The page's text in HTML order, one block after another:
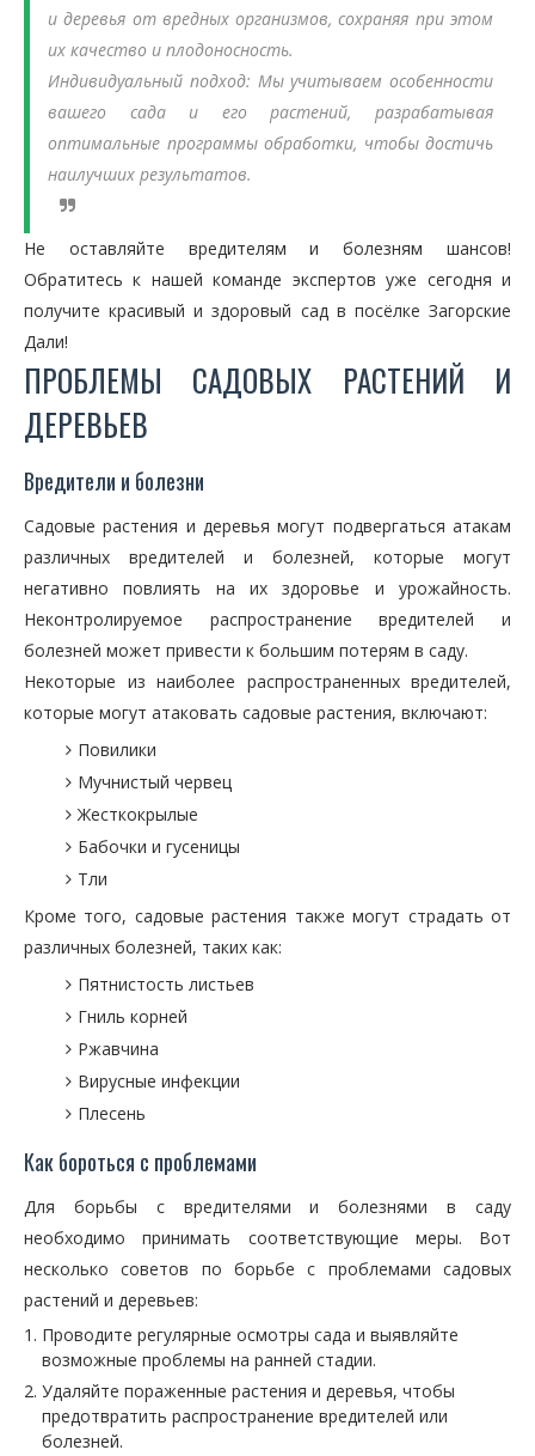
и деревья от вредных организмов, сохраняя при этом
их качество и плодоносность.
Индивидуальный подход: Мы учитываем особенности
вашего сада и его растений, разрабатывая
оптимальные программы обработки, чтобы достичь
наилучших результатов.
Не оставляйте вредителям и болезням шансов!
Обратитесь к нашей команде экспертов уже сегодня и
получите красивый и здоровый сад в посёлке Загорские
Дали!
ПРОБЛЕМЫ САДОВЫХ РАСТЕНИЙ И
ДЕРЕВЬЕВ
Вредители и болезни
Садовые растения и деревья могут подвергаться атакам
различных вредителей и болезней, которые могут
негативно повлиять на их здоровье и урожайность.
Неконтролируемое распространение вредителей и
болезней может привести к большим потерям в саду.
Некоторые из наиболее распространенных вредителей,
которые могут атаковать садовые растения, включают:
Повилики
Мучнистый червец
Жесткокрылые
Бабочки и гусеницы
Тли
Кроме того, садовые растения также могут страдать от
различных болезней, таких как:
Пятнистость листьев
Гниль корней
Ржавчина
Вирусные инфекции
Плесень
Как бороться с проблемами
Для борьбы с вредителями и болезнями в саду
необходимо принимать соответствующие меры. Вот
несколько советов по борьбе с проблемами садовых
растений и деревьев:
Проводите регулярные осмотры сада и выявляйте
возможные проблемы на ранней стадии.
Удаляйте пораженные растения и деревья, чтобы
предотвратить распространение вредителей или
болезней.